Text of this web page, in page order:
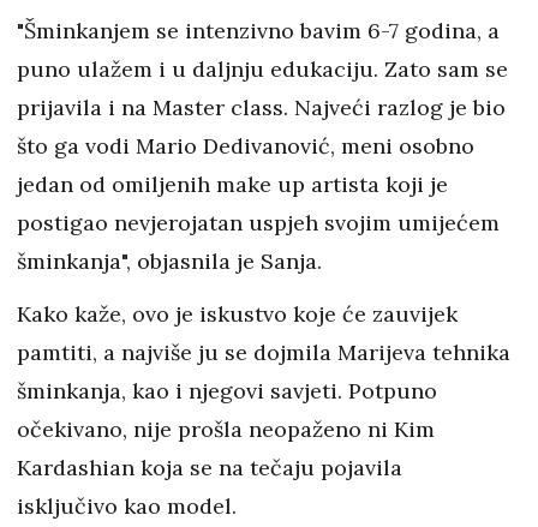
"Šminkanjem se intenzivno bavim 6-7 godina, a
puno ulažem i u daljnju edukaciju. Zato sam se
prijavila i na Master class. Najveći razlog je bio
što ga vodi Mario Dedivanović, meni osobno
jedan od omiljenih make up artista koji je
postigao nevjerojatan uspjeh svojim umijećem
šminkanja", objasnila je Sanja.
Kako kaže, ovo je iskustvo koje će zauvijek
pamtiti, a najviše ju se dojmila Marijeva tehnika
šminkanja, kao i njegovi savjeti. Potpuno
očekivano, nije prošla neopaženo ni Kim
Kardashian koja se na tečaju pojavila
isključivo kao model.